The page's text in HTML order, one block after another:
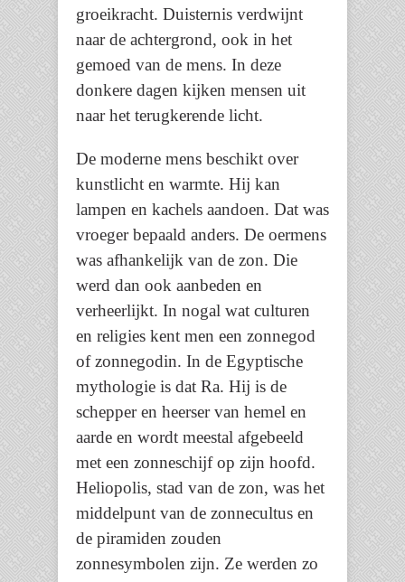
groeikracht. Duisternis verdwijnt
naar de achtergrond, ook in het
gemoed van de mens. In deze
donkere dagen kijken mensen uit
naar het terugkerende licht.
De moderne mens beschikt over
kunstlicht en warmte. Hij kan
lampen en kachels aandoen. Dat was
vroeger bepaald anders. De oermens
was afhankelijk van de zon. Die
werd dan ook aanbeden en
verheerlijkt. In nogal wat culturen
en religies kent men een zonnegod
of zonnegodin. In de Egyptische
mythologie is dat Ra. Hij is de
schepper en heerser van hemel en
aarde en wordt meestal afgebeeld
met een zonneschijf op zijn hoofd.
Heliopolis, stad van de zon, was het
middelpunt van de zonnecultus en
de piramiden zouden
zonnesymbolen zijn. Ze werden zo